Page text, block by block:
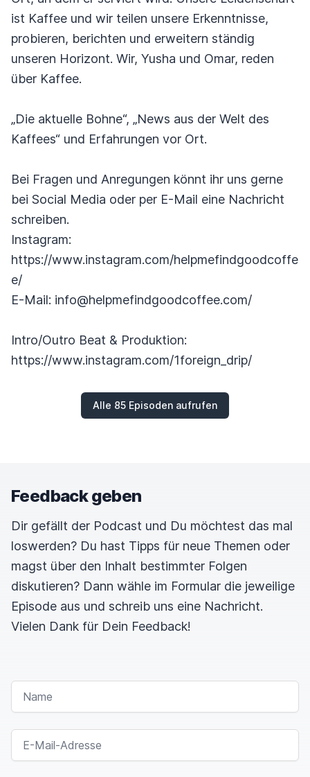
ist Kaffee und wir teilen unsere Erkenntnisse,
probieren, berichten und erweitern ständig
unseren Horizont. Wir, Yusha und Omar, reden
über Kaffee.
„Die aktuelle Bohne“, „News aus der Welt des
Kaffees“ und Erfahrungen vor Ort.
Bei Fragen und Anregungen könnt ihr uns gerne
bei Social Media oder per E-Mail eine Nachricht
schreiben.
Instagram:
https://www.instagram.com/helpmefindgoodcoffe
e/
E-Mail: info@helpmefindgoodcoffee.com/
Intro/Outro Beat & Produktion:
https://www.instagram.com/1foreign_drip/
Alle 85 Episoden aufrufen
Feedback geben
Dir gefällt der Podcast und Du möchtest das mal
loswerden? Du hast Tipps für neue Themen oder
magst über den Inhalt bestimmter Folgen
diskutieren? Dann wähle im Formular die jeweilige
Episode aus und schreib uns eine Nachricht.
Vielen Dank für Dein Feedback!
NAME
E-MAIL-ADRESSE